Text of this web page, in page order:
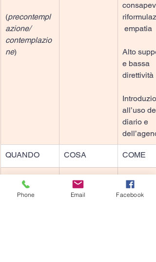
(precontempl
azione/
contemplazio
ne)
empatia
Alto
e bassa
direttività
all’uso del
diario e
QUANDO COSA COME
Avvio al
Contatto
Ridefinizione
del tema da
di
Phone Email Facebook